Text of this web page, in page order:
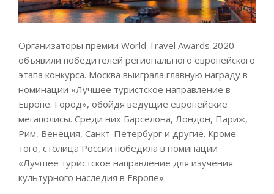
Организаторы премии World Travel Awards 2020
объявили победителей регионального европейского
этапа конкурса. Москва выиграла главную награду в
номинации «Лучшее туристское направление в
Европе. Город», обойдя ведущие европейские
мегаполисы. Среди них Барселона, Лондон, Париж,
Рим, Венеция, Санкт-Петербург и другие. Кроме
того, столица России победила в номинации
«Лучшее туристское направление для изучения
культурного наследия в Европе».